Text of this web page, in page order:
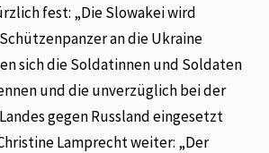
fest: „Die Slowakei wird
an die Ukraine
sich die Soldatinnen und Soldaten
und die unverzüglich bei der
gegen Russland eingesetzt
Lamprecht weiter: „Der